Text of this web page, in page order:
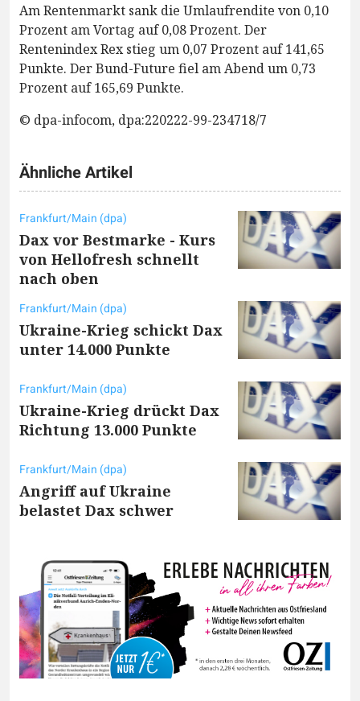
Am Rentenmarkt sank die Umlaufrendite von 0,10
Prozent am Vortag auf 0,08 Prozent. Der
Rentenindex Rex stieg um 0,07 Prozent auf 141,65
Punkte. Der Bund-Future fiel am Abend um 0,73
Prozent auf 165,69 Punkte.
© dpa-infocom, dpa:220222-99-234718/7
Ähnliche Artikel
Frankfurt/Main (dpa)
Dax vor Bestmarke - Kurs
von Hellofresh schnellt
nach oben
Frankfurt/Main (dpa)
Ukraine-Krieg schickt Dax
unter 14.000 Punkte
Frankfurt/Main (dpa)
Ukraine-Krieg drückt Dax
Richtung 13.000 Punkte
Frankfurt/Main (dpa)
Angriff auf Ukraine
belastet Dax schwer